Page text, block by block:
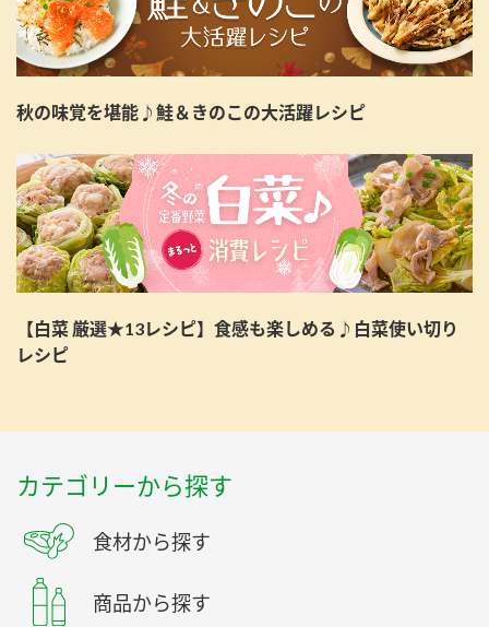
秋の味覚を堪能♪鮭＆きのこの大活躍レシピ
【白菜 厳選★13レシピ】食感も楽しめる♪白菜使い切り
レシピ
カテゴリーから探す
食材から探す
商品から探す